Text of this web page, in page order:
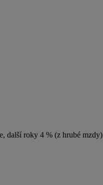
další roky 4 % (z hrubé mzdy)